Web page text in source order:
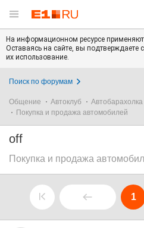
На информационном ресурсе
Оставаясь на сайте, вы подтверждаете
их использование.
Поиск по форумам
Общение Автоклуб
Автобарахолка
Покупка и продажа автомобилей
off
Покупка и продажа
1